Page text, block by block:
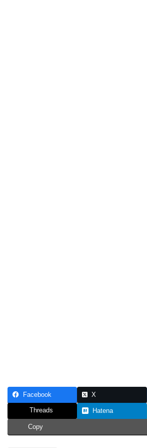
Facebook X
Threads Hatena
Copy